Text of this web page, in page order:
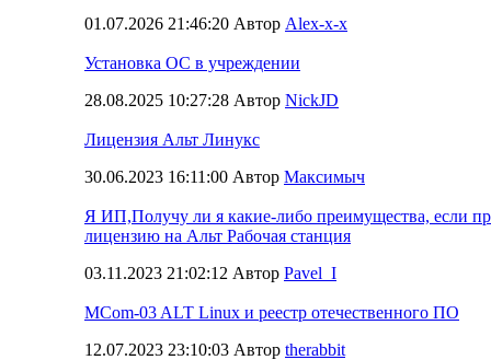
01.07.2026 21:46:20 Автор Alex-x-x
Установка ОС в учреждении
28.08.2025 10:27:28 Автор NickJD
Лицензия Альт Линукс
30.06.2023 16:11:00 Автор Максимыч
Я ИП,Получу ли я какие-либо преимущества, если
лицензию на Альт Рабочая станция
03.11.2023 21:02:12 Автор Pavel_I
MCom-03 ALT Linux и реестр отечественного ПО
12.07.2023 23:10:03 Автор therabbit